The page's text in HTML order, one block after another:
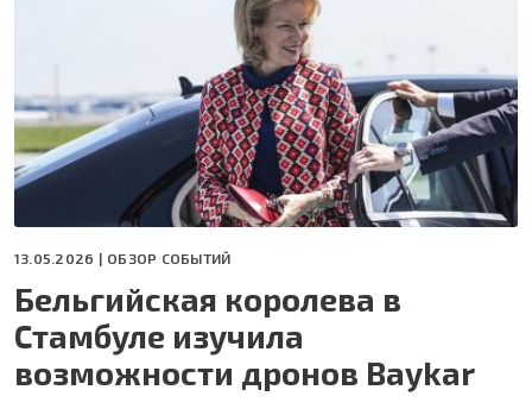
13.05.2026 | ОБЗОР СОБЫТИЙ
Бельгийская королева в
Стамбуле изучила
возможности дронов Baykar